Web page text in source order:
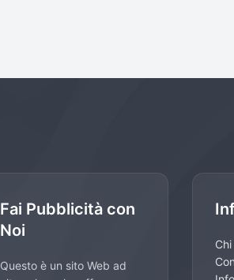
Fai Pubblicità con
Noi
Questo è un sito Web ad